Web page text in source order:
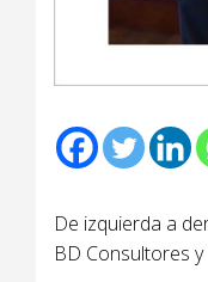
De izquierda a
BD Consultores